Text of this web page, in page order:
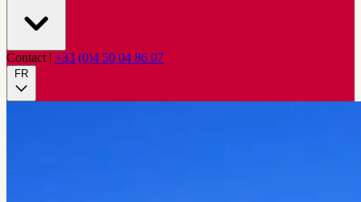
Contact | +33 (0)4 50 04 86 07
FR